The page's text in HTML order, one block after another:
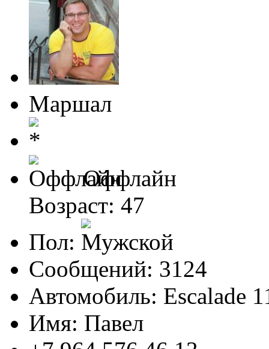
Маршал
Оффлайн
Возраст: 47
Пол:
Сообщений: 3124
Автомобиль: Escalade
Имя: Павел